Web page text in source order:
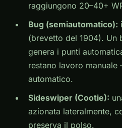
raggiungono 20–40+
Bug (semiautomatico):
(brevetto del 1904). Un
genera i punti
restano lavoro manuale
automatico.
Sideswiper (Cootie):
azionata lateralmente,
preserva il polso.